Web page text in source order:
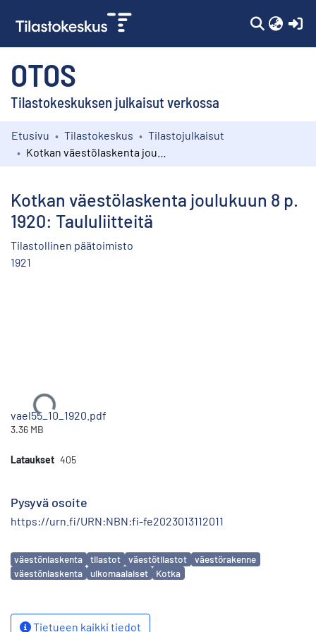
OTOS
Tilastokeskuksen julkaisut verkossa
Kokoelmat
Etusivu Tilastokeskus
Tilastojulkaisut
Kotkan väestölaskenta joulukuun 8 p.
1920: Taululiitteitä
Tilastollinen päätoimisto
1921
Ladataan...
vael55_10_1920.pdf
3.36 MB
Lataukset 405
Pysyvä osoite
https://urn.fi/URN:NBN:fi-fe2023013112011
Avainsanat
väestönlaskenta tilastot väestötilastot
väestörakenne
väestönlaskenta
ulkomaalaiset Kotka
Tietueen kaikki tiedot